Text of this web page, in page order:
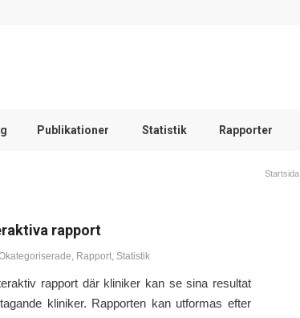
Publikationer Statistik Rapporter
Startsida
rapport
, Rapport, Statistik
rapport där kliniker kan se sina resultat
kliniker. Rapporten kan utformas efter